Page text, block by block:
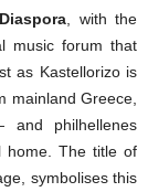
, with the
music forum that
as Kastellorizo is
mainland Greece,
philhellenes
home. The title of
symbolises this